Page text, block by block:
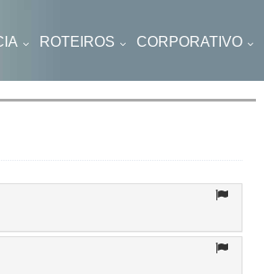
ROTEIROS CORPORATIVO